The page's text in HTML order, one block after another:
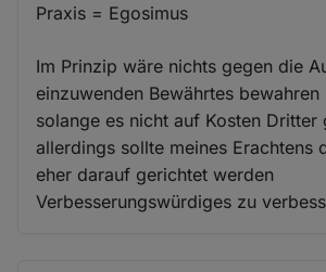
Praxis = Egosimus
Im Prinzip wäre nichts gegen die
einzuwenden Bewährtes
solange es nicht auf Kosten Dritter
allerdings sollte meines Erachtens
eher darauf gerichtet werden
Verbesserungswürdiges zu